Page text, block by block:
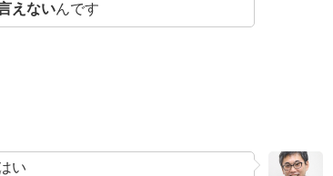
えないんです
い